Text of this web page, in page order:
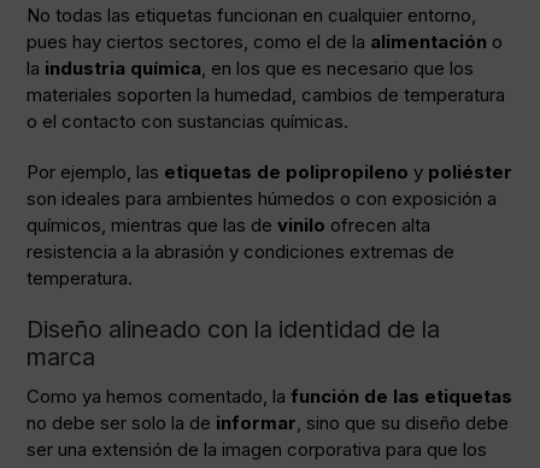
No todas las etiquetas funcionan en cualquier entorno,
pues hay ciertos sectores, como el de la alimentación o
la industria química , en los que es necesario que los
materiales soporten la humedad, cambios de temperatura
o el contacto con sustancias químicas.
Por ejemplo, las etiquetas de polipropileno y poliéster
son ideales para ambientes húmedos o con exposición a
químicos, mientras que las devinilo ofrecen alta
resistencia a la abrasión y condiciones extremas de
temperatura.
Diseño alineado con la identidad de la
marca
Como ya hemos comentado, lafunción de las etiquetas
no debe ser solo la de informar , sino que su diseño debe
ser una extensión de la imagen corporativa para que los